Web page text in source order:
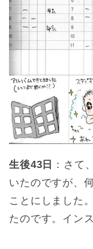
生後43日
：さて
いたのですが、
ことにしました
たのです。イン